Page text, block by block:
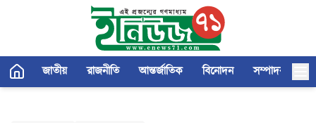
জাতীয় রাজনীতি আন্তর্জাতিক বিনোদন সম্পাদকীয়